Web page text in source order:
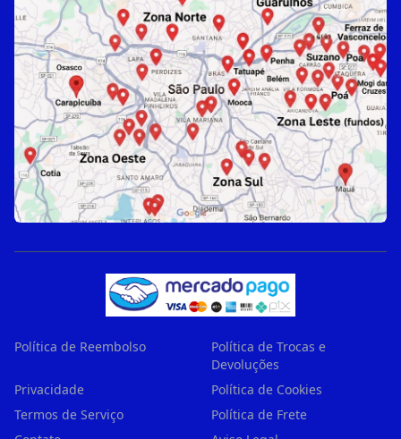
Política de Reembolso
Política de Trocas e
Devoluções
Privacidade
Política de Cookies
Termos de Serviço
Política de Frete